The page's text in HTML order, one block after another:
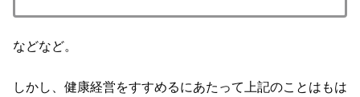
などなど。
しかし、健康経営をすすめるにあたって上記のことはもは